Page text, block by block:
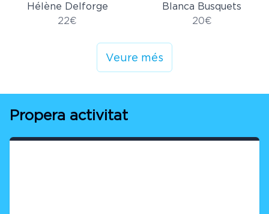
Hélène Delforge
22€
Blanca Busquets
20€
Veure més
Propera activitat